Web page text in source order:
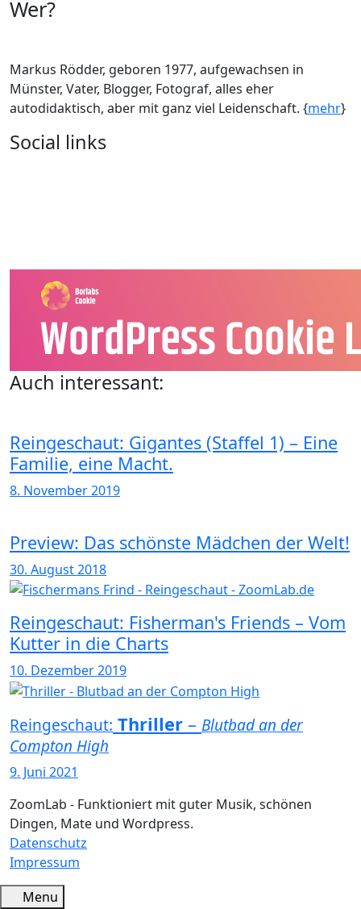
Wer?
Markus Rödder, geboren 1977, aufgewachsen in
Münster, Vater, Blogger, Fotograf, alles eher
autodidaktisch, aber mit ganz viel Leidenschaft. {mehr}
Social links
Auch interessant:
Reingeschaut: Gigantes (Staffel 1) – Eine
Familie, eine Macht.
8. November 2019
Preview: Das schönste Mädchen der Welt!
30. August 2018
Reingeschaut: Fisherman's Friends – Vom
Kutter in die Charts
10. Dezember 2019
Reingeschaut: Thriller – Blutbad an der
Compton High
9. Juni 2021
ZoomLab - Funktioniert mit guter Musik, schönen
Dingen, Mate und Wordpress.
Datenschutz
Impressum
Menu